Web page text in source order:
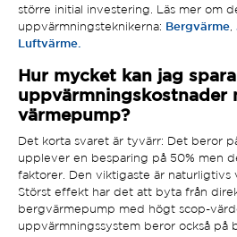
större initial investering. Läs mer om
uppvärmningsteknikerna:
Bergvärme
Luftvärme.
Hur mycket kan jag
uppvärmningskostnader
värmepump?
Det korta svaret är tyvärr: Det beror
upplever en besparing på 50% men
faktorer. Den viktigaste är naturligtivs
Störst effekt har det att byta från
bergvärmepump med högt scop-
uppvärmningssystem beror också på